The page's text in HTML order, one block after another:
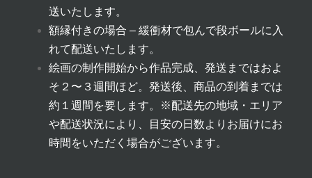
送いたします。
額縁付きの場合 – 緩衝材で包んで段ボールに入
れて配送いたします。
絵画の制作開始から作品完成、発送まではおよ
そ２〜３週間ほど。発送後、商品の到着までは
約１週間を要します。
※配送先の地域・エリア
や配送状況により、目安の日数よりお届けにお
時間をいただく場合がございます。